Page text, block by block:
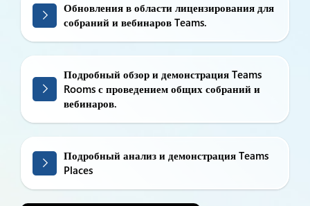
Обновления в области лицензирования для
собраний и вебинаров Teams.
Подробный обзор и демонстрация Teams
Rooms с проведением общих собраний и
вебинаров.
Подробный анализ и демонстрация Teams
Places